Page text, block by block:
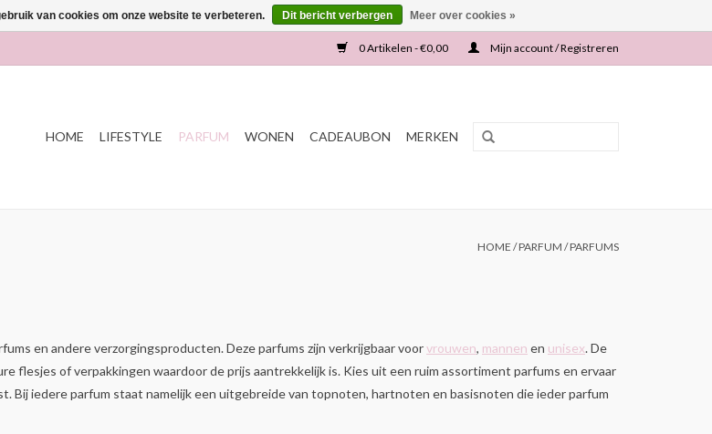
0 Artikelen - €0,00 Mijn account / Registreren
HOME LIFESTYLE PARFUM WONEN CADEAUBON MERKEN
HOME /PARFUM /PARFUMS
en andere verzorgingsproducten. Deze parfums zijn verkrijgbaar voorvrouwen, mannen en unisex. De
flesjes of verpakkingen waardoor de prijs aantrekkelijk is. Kies uit een ruim assortiment parfums en ervaar
Bij iedere parfum staat namelijk een uitgebreide van topnoten, hartnoten en basisnoten die ieder parfum
van cookies om onze website te verbeteren. Dit bericht verbergen Meer over cookies »